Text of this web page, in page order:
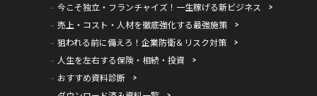
今こそ独立・フランチャイズ！一生稼げる新ビジネス
売上・コスト・人材を徹底強化する最強施策
狙われる前に備えろ！企業防衛＆リスク対策
人生を左右する保険・相続・投資
おすすめ資料診断